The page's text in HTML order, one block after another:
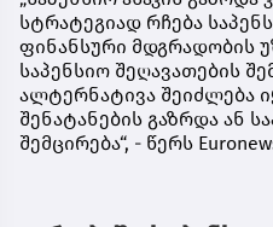
სტრატეგიად რჩება
ფინანსური მდგრადობის
საპენსიო შეღავათების
ალტერნატივა შეიძლება
შენატანების გაზრდა ან
შემცირება“, - წერს